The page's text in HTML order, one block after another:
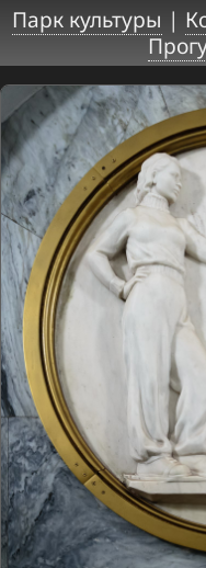
Парк культуры |